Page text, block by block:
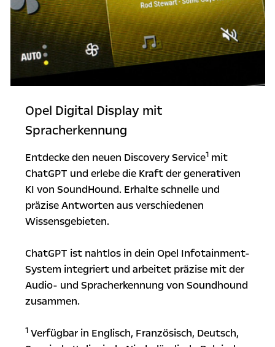
Opel Digital Display mit
Spracherkennung
Entdecke den neuen Discovery Service1mit
ChatGPT und erlebe die Kraft der generativen
KI von SoundHound. Erhalte schnelle und
präzise Antworten aus verschiedenen
Wissensgebieten.
ChatGPT ist nahtlos in dein Opel Infotainment-
System integriert und arbeitet präzise mit der
Audio- und Spracherkennung von Soundhound
zusammen.
1Verfügbar in Englisch, Französisch, Deutsch,